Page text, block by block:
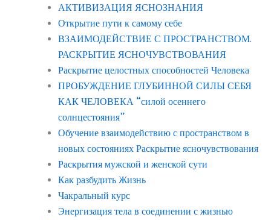
АКТИВИЗАЦИЯ ЯСНОЗНАНИЯ
Открытие пути к самому себе
ВЗАИМОДЕЙСТВИЕ С ПРОСТРАНСТВОМ.
РАСКРЫТИЕ ЯСНОЧУВСТВОВАНИЯ
Раскрытие целостных способностей Человека
ПРОБУЖДЕНИЕ ГЛУБИННОЙ СИЛЫ СЕБЯ
КАК ЧЕЛОВЕКА “силой осеннего
солнцестояния”
Обучение взаимодействию с пространством в
новых состояниях Раскрытие ясночувствования
Раскрытия мужской и женской сути
Как разбудить Жизнь
Чакральный курс
Энергизация тела в соединении с жизнью